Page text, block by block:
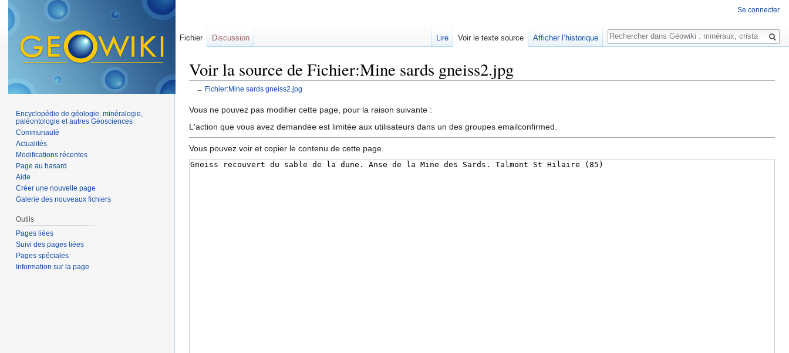
Voir la source de Fichier:Mine sards gneiss2.jpg
← Fichier:Mine sards gneiss2.jpg
Vous ne pouvez pas modifier cette page, pour la raison suivante :
L'action que vous avez demandée est limitée aux utilisateurs dans un des groupes emailconfirmed.
Vous pouvez voir et copier le contenu de cette page.
Se connecter
Fichier Discussion Lire Voir le texte source Afficher l’historique
Rechercher
Encyclopédie de géologie, minéralogie,
paléontologie et autres Géosciences
Communauté
Actualités
Modifications récentes
Page au hasard
Aide
Créer une nouvelle page
Galerie des nouveaux fichiers
Outils
Pages liées
Suivi des pages liées
Pages spéciales
Information sur la page